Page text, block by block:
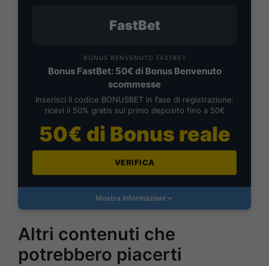
FastBet
BONUS BENVENUTO FASTBET
Bonus FastBet: 50€ di Bonus Benvenuto
scommesse
Inserisci il codice BONUSBET in fase di registrazione:
ricevi il 50% gratis sul primo deposito fino a 50€
50€ di Bonus reale
VERIFICA
Mostra Informazioni
Altri contenuti che
potrebbero piacerti